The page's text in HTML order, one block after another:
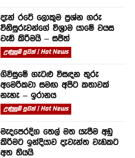
දැන් රටේ ලොකුම ප්‍රශ්න ගරු
විනිසුරුවන්ගේ විශ්‍රාම යාමේ වයස
වැඩි කිරීමයි – සජිත්
උණුසුම් පුවත් | Hot News
ගිවිසුමේ ගැටළු විසඳන තුරු
අමෙරිකවා සමඟ අපිට කතාවක්
නැහැ – ඉරානය
උණුසුම් පුවත් | Hot News
මැදපෙරදිග තෙල් මත යැපීම අඩු
කිරීමට ඉන්දියාව දැවැන්ත වැඩකට
අත තියයි